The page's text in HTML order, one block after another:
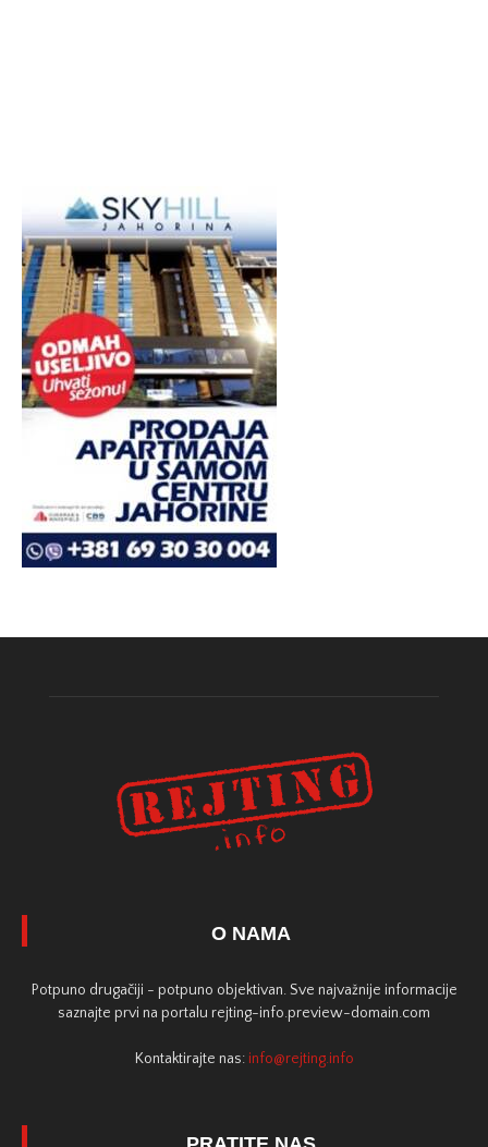
O NAMA
Potpuno drugačiji - potpuno objektivan. Sve najvažnije informacije
saznajte prvi na portalu rejting-info.preview-domain.com
Kontaktirajte nas: info@rejting.info